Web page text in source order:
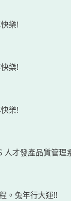
樂!
樂!
樂!
人才發產品質管理
。兔年行大運!!